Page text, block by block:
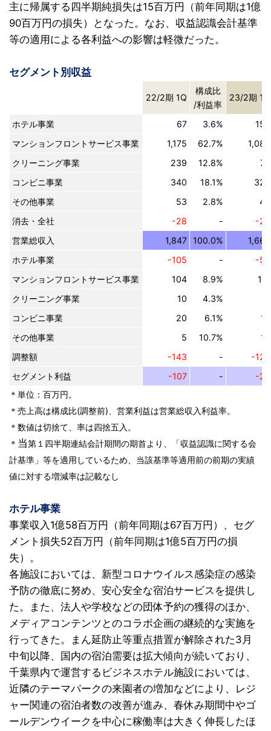
主に帰属する四半期純損失は15百万円（前年同期は1億
90百万円の損失）となった。なお、収益認識会計基準
等の適用による各利益への影響は軽微だった。
セグメント別収益
22/2期 1Q
構成比
/利益率
23/2期 1Q
ホテル事業 67 3.6%
158
マンションフロントサービス事業
1,175 62.7%
1,086
クリーニング事業
239 12.8%
75
コンビニ事業
340 18.1%
325
その他事業
53 2.8%
46
消去・全社
-28 -
-26
営業総収入
1,847 100.0%
1,664
ホテル事業
-105 -
-52
マンションフロントサービス事業
104 8.9%
111
クリーニング事業
10 4.3%
コンビニ事業
20 6.1%
19
その他事業
5 10.7%
13
調整額
-143 -
-123
セグメント利益
-107 -
-22
＊単位：百万円。
＊売上高は構成比(調整前)、営業利益は営業総収入利益率。
＊数値は切捨て、率は四捨五入。
＊ 当第１四半期連結会計期間の期首より、「収益認識に関する会
計基準」等を適用しているため、当該基準等適用前の前期の実績
値に対する増減率は記載なし
ホテル事業
事業収入1億58百万円（前年同期は67百万円）、セグ
メント損失52百万円（前年同期は1億5百万円の損
失）。
各施設においては、新型コロナウイルス感染症の感染
予防の徹底に努め、安心安全な宿泊サービスを提供し
た。また、法人や学校などの団体予約の獲得のほか、
メディアコンテンツとのコラボ企画の継続的な実施を
行ってきた。まん延防止等重点措置が解除された3月
中旬以降、国内の宿泊需要は拡大傾向が続いており、
千葉県内で運営するビジネスホテル施設においては、
近隣のテーマパークの来園者の増加などにより、レジ
ャー関連の宿泊者数の改善が進み、春休み期間中やゴ
ールデンウイークを中心に稼働率は大きく伸長したほ